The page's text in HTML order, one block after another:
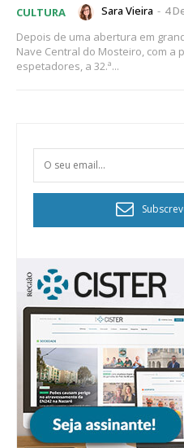
CULTURA Sara Vieira - 4
Depois de uma abertura em
Nave Central do Mosteiro, com a
espetadores, a 32.ª...